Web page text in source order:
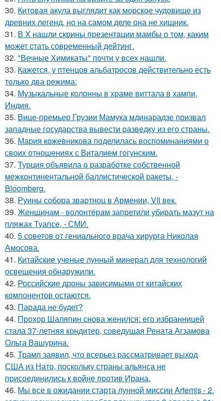
30. Китовая акула выглядит как морское чудовище из
древних легенд, но на самом деле она не хищник.
31. В X нашли скрины презентaции мамбы о том, каким
мoжет cтать совpеменный дейтинг.
32. "Вечные Химикаты" почти у всех нашли.
33. Кажется, у птенцов альбатросов действительно есть
только два режима:
34. Музыкальные колонны в храме виттала в хампи,
Индия.
35. Вице-премьер Грузии Мамука мдинарадзе призвал
западные государства вывести разведку из его страны.
36. Мария кожевникова поделилась воспоминаниями о
своих отношениях с Виталием гогунским.
37. Турция объявила о разработке собственной
межконтинентальной баллистической ракеты, -
Bloomberg.
38. Руины собора звартноц в Армении, VII век.
39. Женщинам - волонтёрам запретили убирать мазут на
пляжах Туапсе, - СМИ.
40. 5 советов от гениального врача хирурга Николая
Амосова.
41. Китайские ученые лунный минерал для технологий
освещения обнаружили.
42. Российские дроны зависимыми от китайских
компонентов остаются.
43. Парада не будет?
44. Прохор Шаляпин снова женился: его избранницей
стала 37-летняя кондитер, соведущая Рената Агзамова
Ольга Вашурина.
45. Трамп заявил, что всерьез рассматривает выход
США из Нато, поскольку страны альянса не
присоединились к войне против Ирана.
46. Мы все в ожидании старта лунной миссии Artemis - 2.